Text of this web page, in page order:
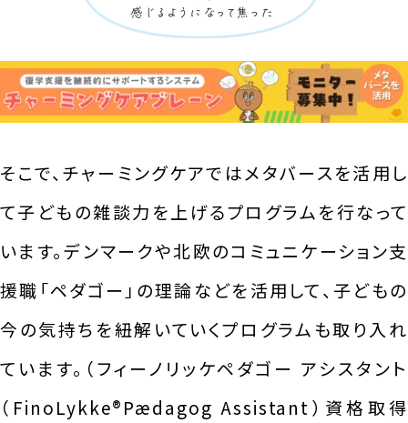
そこで、チャーミングケアではメタバースを活用し
て子どもの雑談力を上げるプログラムを行なって
います。デンマークや北欧のコミュニケーション支
援職「ペダゴー」の理論などを活用して、子どもの
今の気持ちを紐解いていくプログラムも取り入れ
ています。（フィーノリッケペダゴー アシスタント
（FinoLykke®︎Pædagog Assistant）資格取得